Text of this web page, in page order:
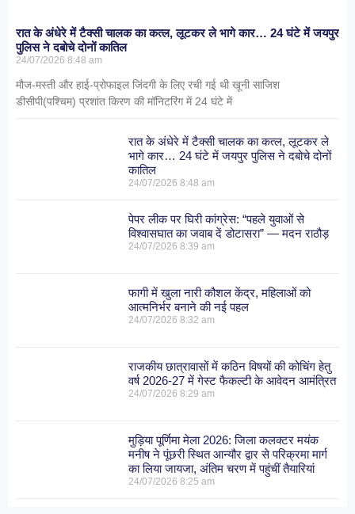
रात के अंधेरे में टैक्सी चालक का कत्ल, लूटकर ले भागे कार… 24 घंटे में जयपुर
पुलिस ने दबोचे दोनों कातिल
24/07/2026 8:48 am
मौज-मस्ती और हाई-प्रोफाइल जिंदगी के लिए रची गई थी खूनी साजिश
डीसीपी(पश्चिम) प्रशांत किरण की मॉनिटरिंग में 24 घंटे में
रात के अंधेरे में टैक्सी चालक का कत्ल, लूटकर ले
भागे कार… 24 घंटे में जयपुर पुलिस ने दबोचे दोनों
कातिल
24/07/20268:48 am
पेपर लीक पर घिरी कांग्रेस: “पहले युवाओं से
विश्वासघात का जवाब दें डोटासरा” — मदन राठौड़
24/07/20268:39 am
फागी में खुला नारी कौशल केंद्र, महिलाओं को
आत्मनिर्भर बनाने की नई पहल
24/07/20268:32 am
राजकीय छात्रावासों में कठिन विषयों की कोचिंग हेतु
वर्ष 2026-27 में गेस्ट फैकल्टी के आवेदन आमंत्रित
24/07/20268:29 am
मुड़िया पूर्णिमा मेला 2026: जिला कलक्टर मयंक
मनीष ने पूंछरी स्थित आन्यौर द्वार से परिक्रमा मार्ग
का लिया जायजा, अंतिम चरण में पहुंचीं तैयारियां
24/07/20268:25 am